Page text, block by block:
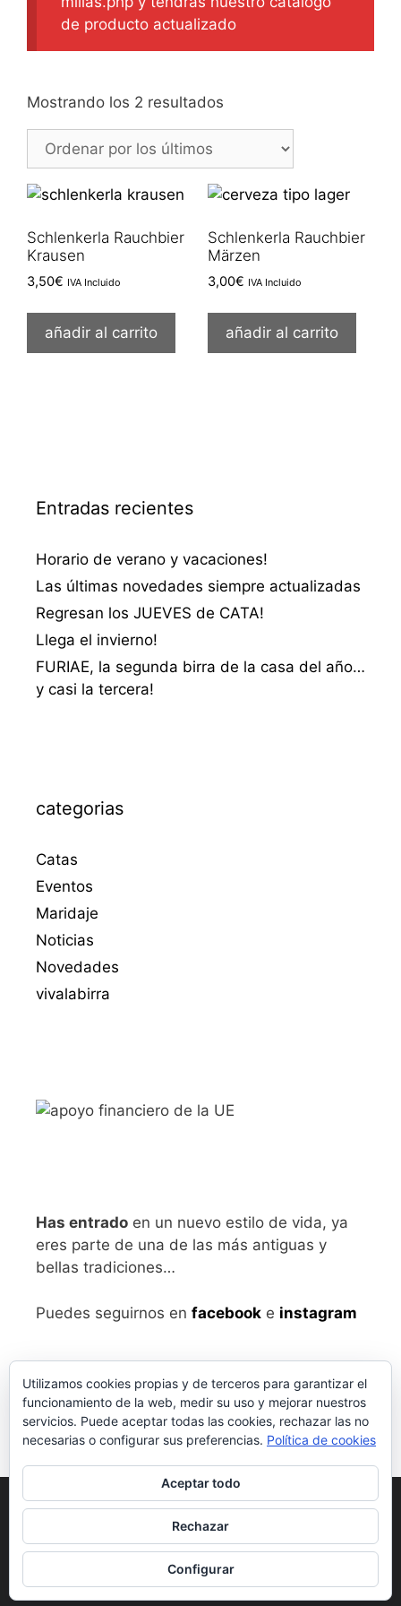
de producto actualizado
Mostrando los 2 resultados
últimos
Schlenkerla Rauchbier
Krausen
3,50€ IVA Incluido
añadir al carrito
Schlenkerla Rauchbier
Märzen
3,00€ IVA Incluido
añadir al carrito
Entradas recientes
Horario de verano y vacaciones!
Las últimas novedades siempre actualizadas
Regresan los JUEVES de CATA!
Llega el invierno!
FURIAE, la segunda birra de la casa del año…
y casi la tercera!
categorias
Catas
Eventos
Maridaje
Noticias
Novedades
vivalabirra
Has entrado en un nuevo estilo de vida, ya
eres parte de una de las más antiguas y
bellas tradiciones…
Puedes seguirnos en facebook e instagram
Aviso legaly Política de Privacidad
Condiciones generales de compra
• Creado con
Utilizamos cookies propias y de terceros para garantizar el
funcionamiento de la web, medir su uso y mejorar nuestros
servicios. Puede aceptar todas las cookies, rechazar las no
necesarias o configurar sus preferencias. Política de cookies
Aceptar todo
Rechazar
Configurar